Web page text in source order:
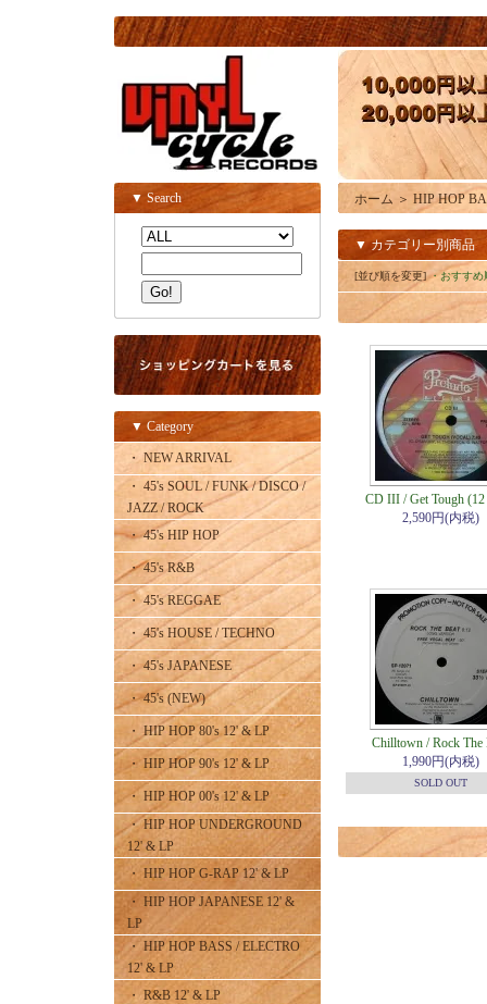
▼ Search
▼ Category
・ NEW ARRIVAL
・ 45's SOUL / FUNK / DISCO /
JAZZ / ROCK
・ 45's HIP HOP
・ 45's R&B
・ 45's REGGAE
・ 45's HOUSE / TECHNO
・ 45's JAPANESE
・ 45's (NEW)
・ HIP HOP 80's 12' & LP
・ HIP HOP 90's 12' & LP
・ HIP HOP 00's 12' & LP
・ HIP HOP UNDERGROUND
12' & LP
・ HIP HOP G-RAP 12' & LP
・ HIP HOP JAPANESE 12' &
LP
・ HIP HOP BASS / ELECTRO
12' & LP
・ R&B 12' & LP
ホーム ＞ HIP HOP
▼ カテゴリー別商品
[並び順を変更]・おすすめ
CD III / Get Tough
2,590円(内税)
Chilltown / Rock The
1,990円(内税)
SOLD OUT